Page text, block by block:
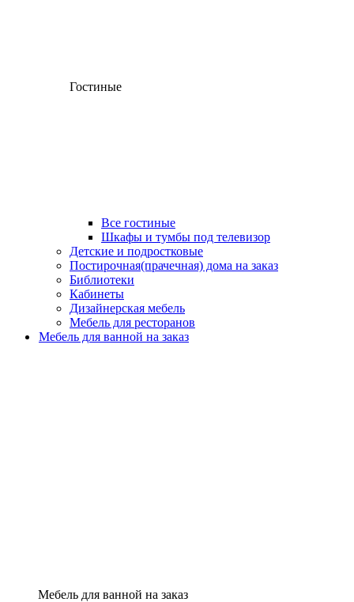
Гостиные
Все гостиные
Шкафы и тумбы под телевизор
Детские и подростковые
Постирочная(прачечная) дома на заказ
Библиотеки
Кабинеты
Дизайнерская мебель
Мебель для ресторанов
Мебель для ванной на заказ
Мебель для ванной на заказ